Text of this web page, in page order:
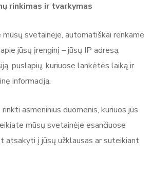
rinkimas ir tvarkymas
svetainėje, automatiškai renkame
jūsų įrenginį – jūsų IP adresą,
puslapių, kuriuose lankėtės laiką ir
informaciją.
asmeninius duomenis, kuriuos jūs
mūsų svetainėje esančiuose
atsakyti į jūsų užklausas ar suteikiant